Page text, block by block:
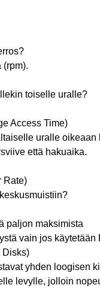
(rpm).
toiselle uralle?
Access Time)
uralle oikeaan
että hakuaika.
Rate)
paljon maksimista
vain jos käytetään
Disks)
yhden loogisen
levylle, jolloin